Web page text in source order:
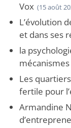
Vox (15 août
L’évolution
et dans ses
la
Les
fertile pour
Armandine